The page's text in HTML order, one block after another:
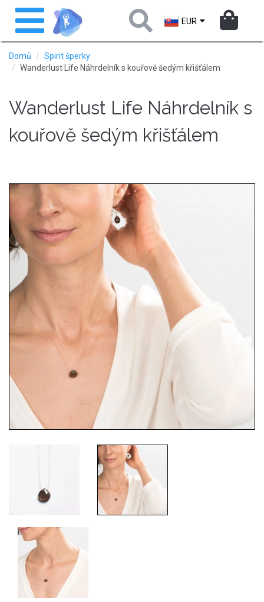
Přejít
hlavnímu
obsahu
Toggle
navigation
EUR
Domů
Spirit šperky
Wanderlust Life Náhrdelník s kouřově šedým křišťálem
Wanderlust Life Náhrdelník s
kouřově šedým křišťálem